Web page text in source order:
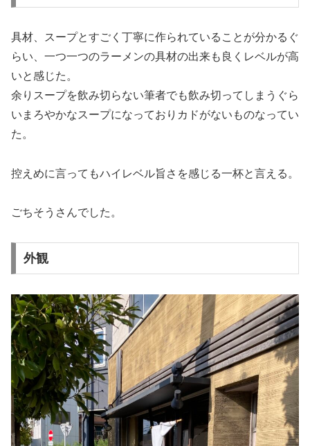
具材、スープとすごく丁寧に作られていることが分かるぐ
らい、一つ一つのラーメンの具材の出来も良くレベルが高
いと感じた。
余りスープを飲み切らない筆者でも飲み切ってしまうぐら
いまろやかなスープになっておりカドがないものなってい
た。
控えめに言ってもハイレベル旨さを感じる一杯と言える。
ごちそうさんでした。
外観